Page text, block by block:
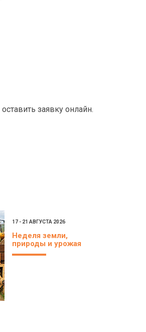
оставить заявку онлайн.
17 - 21 АВГУСТА 2026
Неделя земли,
природы и урожая